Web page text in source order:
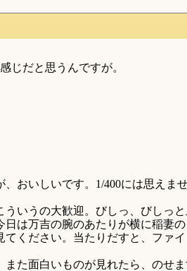
じだと思うんですが。
おいしいです。1/400には思えま
いうの大歓迎。びしっ、びしっと
は万吉の腕のあたりが横に稲妻
ください。当たりだすと、ファ
た面白いものが見れたら、のせま